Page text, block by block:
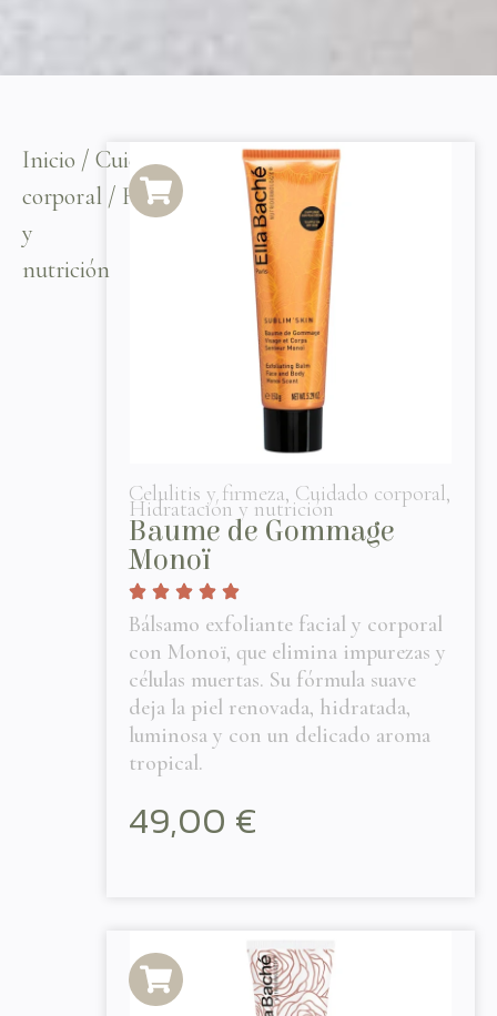
Inicio / Cuidado
corporal / Hidratación
y
nutrición
Celulitis y firmeza, Cuidado corporal,
Hidratación y nutrición
Baume de Gommage
Monoï
Bálsamo exfoliante facial y corporal
con Monoï, que elimina impurezas y
células muertas. Su fórmula suave
deja la piel renovada, hidratada,
luminosa y con un delicado aroma
tropical.
49,00 €